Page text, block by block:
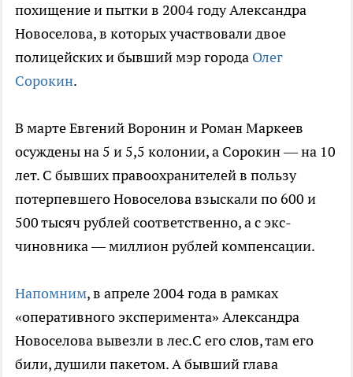
похищение и пытки в 2004 году Александра
Новоселова, в которых участвовали двое
полицейских и бывший мэр города Олег
Сорокин.
В марте Евгений Воронин и Роман Маркеев
осуждены на 5 и 5,5 колонии, а Сорокин — на 10
лет. С бывших правоохранителей в пользу
потерпевшего Новоселова взыскали по 600 и
500 тысяч рублей соответственно, а с экс-
чиновника — миллион рублей компенсации.
Напомним, в апреле 2004 года в рамках
«оперативного эксперимента» Александра
Новоселова вывезли в лес.С его слов, там его
били, душили пакетом. А бывший глава